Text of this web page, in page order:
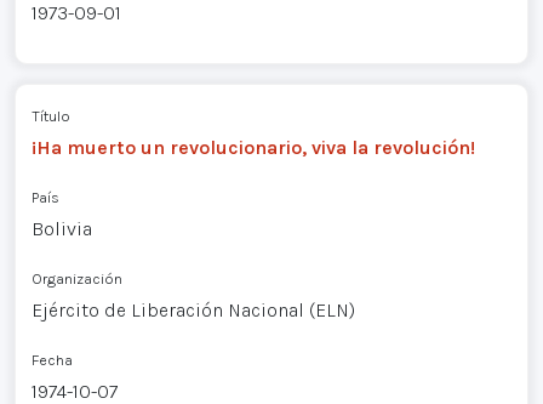
1973-09-01
Título
¡Ha muerto un revolucionario, viva la revolución!
País
Bolivia
Organización
Ejército de Liberación Nacional (ELN)
Fecha
1974-10-07